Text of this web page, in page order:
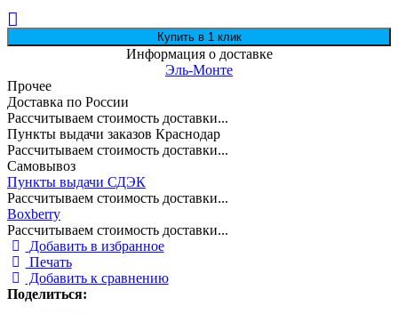
Информация о доставке
Эль-Монте
Прочее
Доставка по России
Рассчитываем стоимость доставки...
Пункты выдачи заказов Краснодар
Рассчитываем стоимость доставки...
Самовывоз
Пункты выдачи СДЭК
Рассчитываем стоимость доставки...
Boxberry
Рассчитываем стоимость доставки...
Добавить в избранное
Печать
Добавить к сравнению
Поделиться: